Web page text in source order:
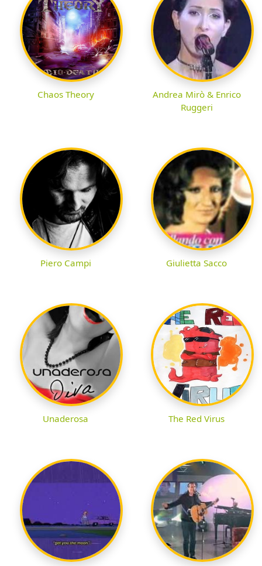
Chaos Theory
Andrea Mirò & Enrico
Ruggeri
Piero Campi Giulietta Sacco
Unaderosa The Red Virus